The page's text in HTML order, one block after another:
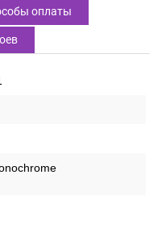
оплаты